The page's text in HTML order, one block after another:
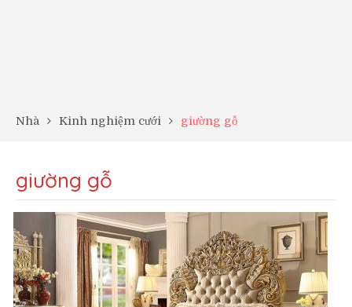
Nhà Kinh nghiệm cưới giường gỗ
giường gỗ